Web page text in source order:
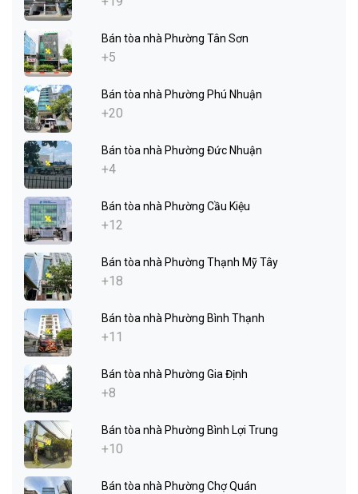
Bán tòa nhà Phường Tân Sơn
+5
Bán tòa nhà Phường Phú Nhuận
+20
Bán tòa nhà Phường Đức Nhuận
+4
Bán tòa nhà Phường Cầu Kiệu
+12
Bán tòa nhà Phường Thạnh Mỹ Tây
+18
Bán tòa nhà Phường Bình Thạnh
+11
Bán tòa nhà Phường Gia Định
+8
Bán tòa nhà Phường Bình Lợi Trung
+10
Bán tòa nhà Phường Chợ Quán